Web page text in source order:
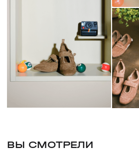
ВЫ СМОТРЕЛИ